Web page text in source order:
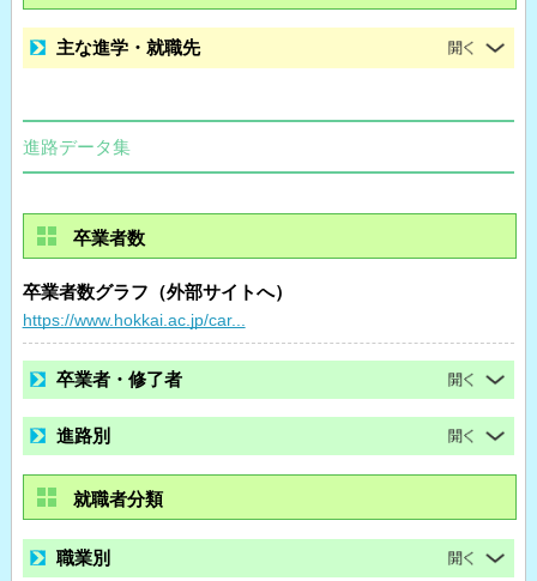
主な進学・就職先
進路データ集
卒業者数
卒業者数グラフ（外部サイトへ）
https://www.hokkai.ac.jp/car...
卒業者・修了者
進路別
就職者分類
職業別